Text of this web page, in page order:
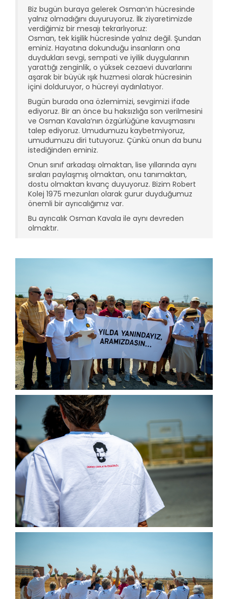
Biz bugün buraya gelerek Osman’ın hücresinde
yalnız olmadığını duyuruyoruz. İlk ziyaretimizde
verdiğimiz bir mesajı tekrarlıyoruz:
Osman, tek kişilik hücresinde yalnız değil. Şundan
eminiz. Hayatına dokunduğu insanların ona
duydukları sevgi, sempati ve iyilik duygularının
yarattığı zenginlik, o yüksek cezaevi duvarlarını
aşarak bir büyük ışık huzmesi olarak hücresinin
içini dolduruyor, o hücreyi aydınlatıyor.
Bugün burada ona özlemimizi, sevgimizi ifade
ediyoruz. Bir an önce bu haksızlığa son verilmesini
ve Osman Kavala’nın özgürlüğüne kavuşmasını
talep ediyoruz. Umudumuzu kaybetmiyoruz,
umudumuzu diri tutuyoruz. Çünkü onun da bunu
istediğinden eminiz.
Onun sınıf arkadaşı olmaktan, lise yıllarında aynı
sıraları paylaşmış olmaktan, onu tanımaktan,
dostu olmaktan kıvanç duyuyoruz. Bizim Robert
Kolej 1975 mezunları olarak gurur duyduğumuz
önemli bir ayrıcalığımız var.
Bu ayrıcalık Osman Kavala ile aynı devreden
olmaktır.